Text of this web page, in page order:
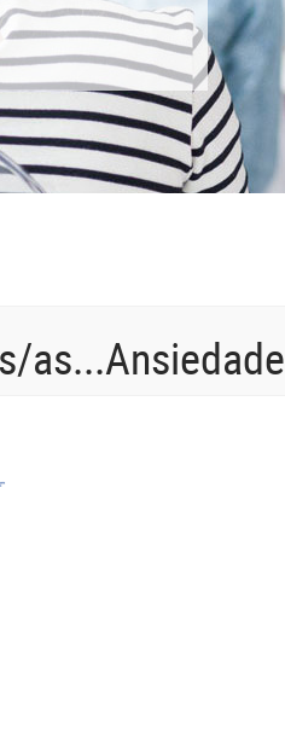
as...Ansiedade